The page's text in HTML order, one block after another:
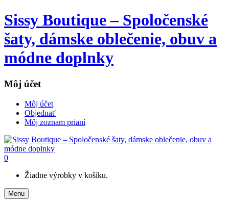
Sissy Boutique – Spoločenské
šaty, dámske oblečenie, obuv a
módne doplnky
Môj účet
Môj účet
Objednať
Môj zoznam prianí
0
Žiadne výrobky v košíku.
Menu